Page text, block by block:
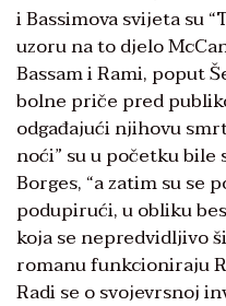
i Bassimova svijeta su
uzoru na to djelo
Bassam i Rami, poput
bolne priče pred
odgađajući njihovu
noći” su u početku
Borges, “a zatim su se
podupirući, u obliku
koja se nepredvidljivo
romanu funkcioniraju
Radi se o svojevrsnoj